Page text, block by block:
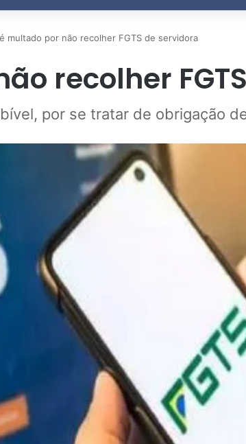
multado por não recolher FGTS de servidora
recolher
por se tratar de obrigação